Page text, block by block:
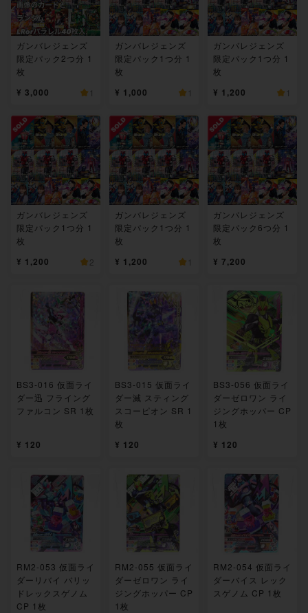
ガンバレジェンズ
限定パック2つ分 1
枚
¥ 3,000 1
ガンバレジェンズ
限定パック1つ分 1
枚
¥ 1,000 1
ガンバレジェンズ
限定パック1つ分 1
枚
¥ 1,200 1
ガンバレジェンズ
限定パック1つ分 1
枚
¥ 1,200 2
ガンバレジェンズ
限定パック1つ分 1
枚
¥ 1,200 1
ガンバレジェンズ
限定パック6つ分 1
枚
¥ 7,200
BS3-016 仮面ライ
ダー迅 フライング
ファルコン SR 1枚
¥ 120
BS3-015 仮面ライ
ダー滅 スティング
スコーピオン SR 1
枚
¥ 120
BS3-056 仮面ライ
ダーゼロワン ライ
ジングホッパー CP
1枚
¥ 120
RM2-053 仮面ライ
ダーリバイ バリッ
ドレックスゲノム
CP 1枚
RM2-055 仮面ライ
ダーゼロワン ライ
ジングホッパー CP
1枚
RM2-054 仮面ライ
ダーバイス レック
スゲノム CP 1枚